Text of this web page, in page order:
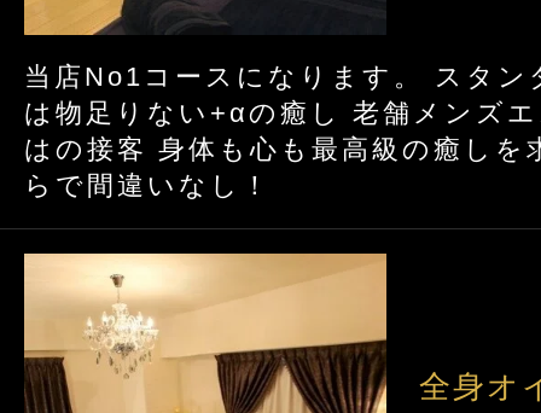
当店No1コースになります。 スタン
は物足りない+αの癒し 老舗メンズ
はの接客 身体も心も最高級の癒しを
らで間違いなし！
全身オ